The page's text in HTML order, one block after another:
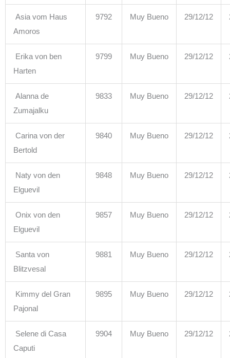
Asia vom Haus
Amoros
9792 Muy Bueno 29/12/12
Erika von ben
Harten
9799 Muy Bueno 29/12/12
Alanna de
Zumajalku
9833 Muy Bueno 29/12/12
Carina von der
Bertold
9840 Muy Bueno 29/12/12
Naty von den
Elguevil
9848 Muy Bueno 29/12/12
Onix von den
Elguevil
9857 Muy Bueno 29/12/12
Santa von
Blitzvesal
9881 Muy Bueno 29/12/12
Kimmy del Gran
Pajonal
9895 Muy Bueno 29/12/12
Selene di Casa
Caputi
9904 Muy Bueno 29/12/12